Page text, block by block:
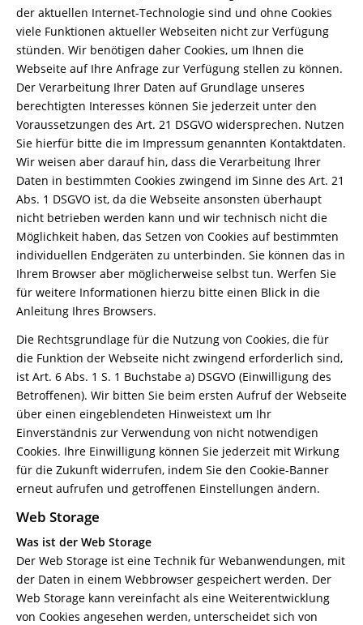
der aktuellen Internet-Technologie sind und ohne Cookies
viele Funktionen aktueller Webseiten nicht zur Verfügung
stünden. Wir benötigen daher Cookies, um Ihnen die
Webseite auf Ihre Anfrage zur Verfügung stellen zu können.
Der Verarbeitung Ihrer Daten auf Grundlage unseres
berechtigten Interesses können Sie jederzeit unter den
Voraussetzungen des Art. 21 DSGVO widersprechen. Nutzen
Sie hierfür bitte die im Impressum genannten Kontaktdaten.
Wir weisen aber darauf hin, dass die Verarbeitung Ihrer
Daten in bestimmten Cookies zwingend im Sinne des Art. 21
Abs. 1 DSGVO ist, da die Webseite ansonsten überhaupt
nicht betrieben werden kann und wir technisch nicht die
Möglichkeit haben, das Setzen von Cookies auf bestimmten
individuellen Endgeräten zu unterbinden. Sie können das in
Ihrem Browser aber möglicherweise selbst tun. Werfen Sie
für weitere Informationen hierzu bitte einen Blick in die
Anleitung Ihres Browsers.
Die Rechtsgrundlage für die Nutzung von Cookies, die für
die Funktion der Webseite nicht zwingend erforderlich sind,
ist Art. 6 Abs. 1 S. 1 Buchstabe a) DSGVO (Einwilligung des
Betroffenen). Wir bitten Sie beim ersten Aufruf der Webseite
über einen eingeblendeten Hinweistext um Ihr
Einverständnis zur Verwendung von nicht notwendigen
Cookies. Ihre Einwilligung können Sie jederzeit mit Wirkung
für die Zukunft widerrufen, indem Sie den Cookie-Banner
erneut aufrufen und getroffenen Einstellungen ändern.
Web Storage
Was ist der Web Storage
Der Web Storage ist eine Technik für Webanwendungen, mit
der Daten in einem Webbrowser gespeichert werden. Der
Web Storage kann vereinfacht als eine Weiterentwicklung
von Cookies angesehen werden, unterscheidet sich von